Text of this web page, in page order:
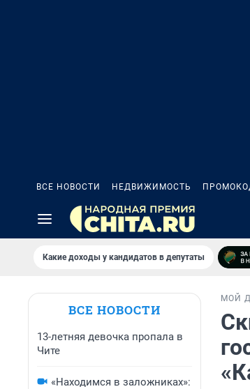
ВСЕ НОВОСТИ НЕДВИЖИМОСТЬ
Какие доходы у кандидатов в депутаты
ВСЕ НОВОСТИ
13-летняя девочка пропала в
Чите
«Находимся в заложниках»:
МОЙ